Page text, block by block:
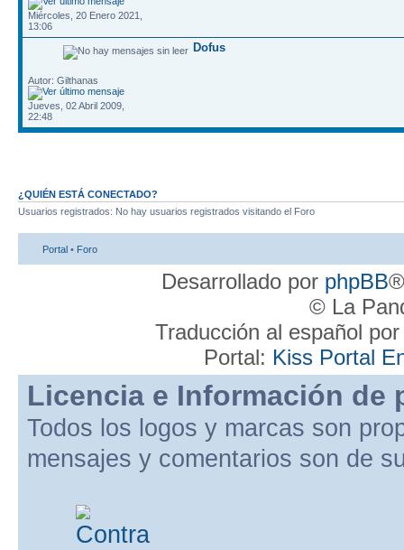
Miércoles, 20 Enero 2021,
13:06
Dofus
Autor: Gilthanas
Jueves, 02 Abril 2009,
22:48
¿QUIÉN ESTÁ CONECTADO?
Usuarios registrados: No hay usuarios registrados visitando el Foro
Portal • Foro
Desarrollado por phpBB
© La
Traducción al español
Portal: Kiss Portal
Licencia e Información de
Todos los logos y marcas son
mensajes y comentarios son de